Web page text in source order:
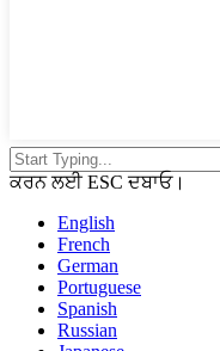
ਕਰਨ ਲਈ ESC ਦਬਾਓ।
English
French
German
Portuguese
Spanish
Russian